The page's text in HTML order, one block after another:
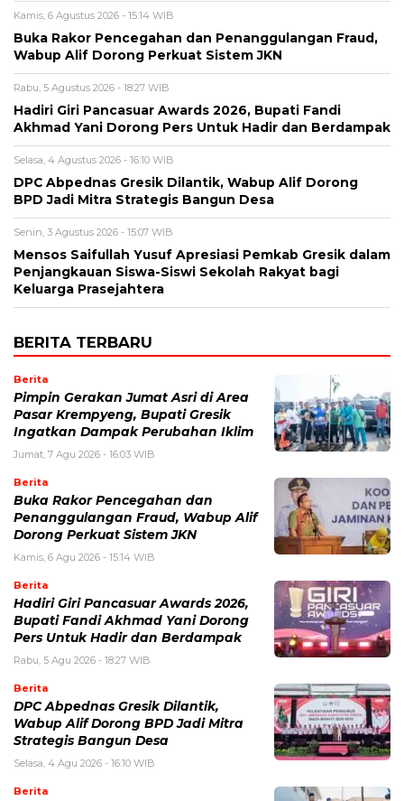
Kamis, 6 Agustus 2026 - 15:14 WIB
Buka Rakor Pencegahan dan Penanggulangan Fraud,
Wabup Alif Dorong Perkuat Sistem JKN
Rabu, 5 Agustus 2026 - 18:27 WIB
Hadiri Giri Pancasuar Awards 2026, Bupati Fandi
Akhmad Yani Dorong Pers Untuk Hadir dan Berdampak
Selasa, 4 Agustus 2026 - 16:10 WIB
DPC Abpednas Gresik Dilantik, Wabup Alif Dorong
BPD Jadi Mitra Strategis Bangun Desa
Senin, 3 Agustus 2026 - 15:07 WIB
Mensos Saifullah Yusuf Apresiasi Pemkab Gresik dalam
Penjangkauan Siswa-Siswi Sekolah Rakyat bagi
Keluarga Prasejahtera
BERITA TERBARU
Berita
Pimpin Gerakan Jumat Asri di Area
Pasar Krempyeng, Bupati Gresik
Ingatkan Dampak Perubahan Iklim
Jumat, 7 Agu 2026 - 16:03 WIB
Berita
Buka Rakor Pencegahan dan
Penanggulangan Fraud, Wabup Alif
Dorong Perkuat Sistem JKN
Kamis, 6 Agu 2026 - 15:14 WIB
Berita
Hadiri Giri Pancasuar Awards 2026,
Bupati Fandi Akhmad Yani Dorong
Pers Untuk Hadir dan Berdampak
Rabu, 5 Agu 2026 - 18:27 WIB
Berita
DPC Abpednas Gresik Dilantik,
Wabup Alif Dorong BPD Jadi Mitra
Strategis Bangun Desa
Selasa, 4 Agu 2026 - 16:10 WIB
Berita